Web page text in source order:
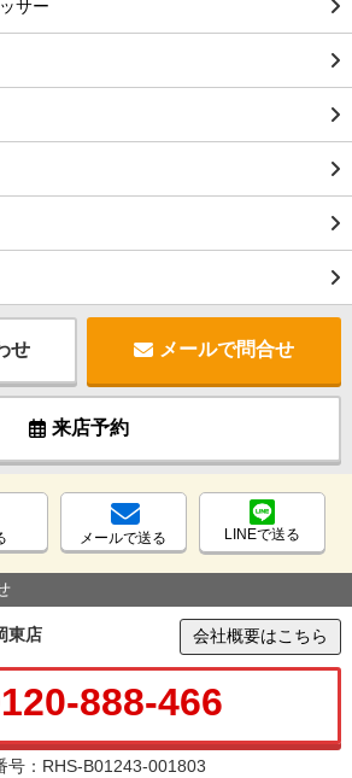
サー
せ メールで問合せ
来店予約
メールで送る LINEで送る
東店 会社概要はこちら
888-466
号：RHS-B01243-001803